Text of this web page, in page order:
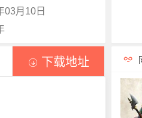
03月10日
下载地址